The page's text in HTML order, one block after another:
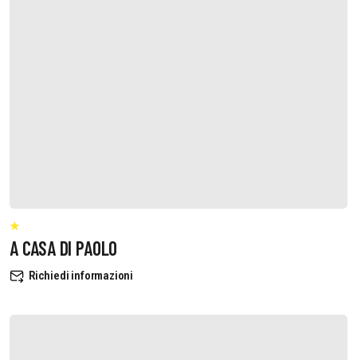
A CASA DI PAOLO
Richiedi informazioni